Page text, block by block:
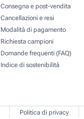
Consegna e post-vendita
Cancellazioni e resi
Modalità di pagamento
Richiesta campioni
Domande frequenti (FAQ)
Indice di sostenibilità
Politica di privacy